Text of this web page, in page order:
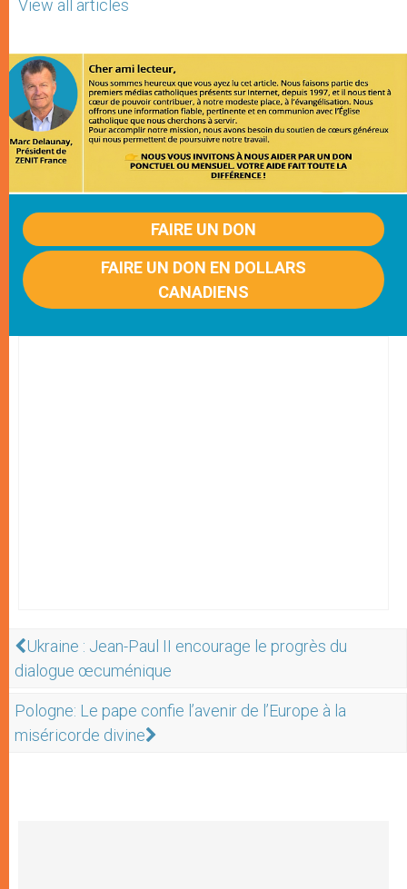
View all articles
FAIRE UN DON
FAIRE UN DON EN DOLLARS
CANADIENS
Ukraine : Jean-Paul II encourage le progrès du
dialogue œcuménique
Pologne: Le pape confie l’avenir de l’Europe à la
miséricorde divine